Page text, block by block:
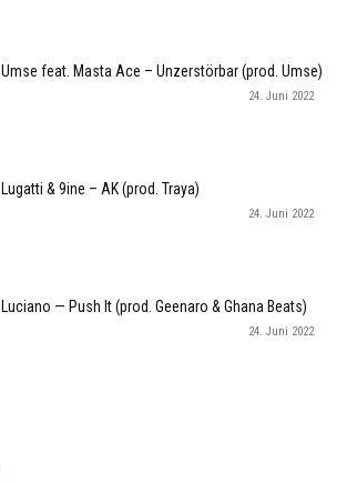
Umse feat. Masta Ace – Unzerstörbar (prod. Umse)
24. Juni 2022
Lugatti & 9ine – AK (prod. Traya)
24. Juni 2022
Luciano — Push It (prod. Geenaro & Ghana Beats)
24. Juni 2022